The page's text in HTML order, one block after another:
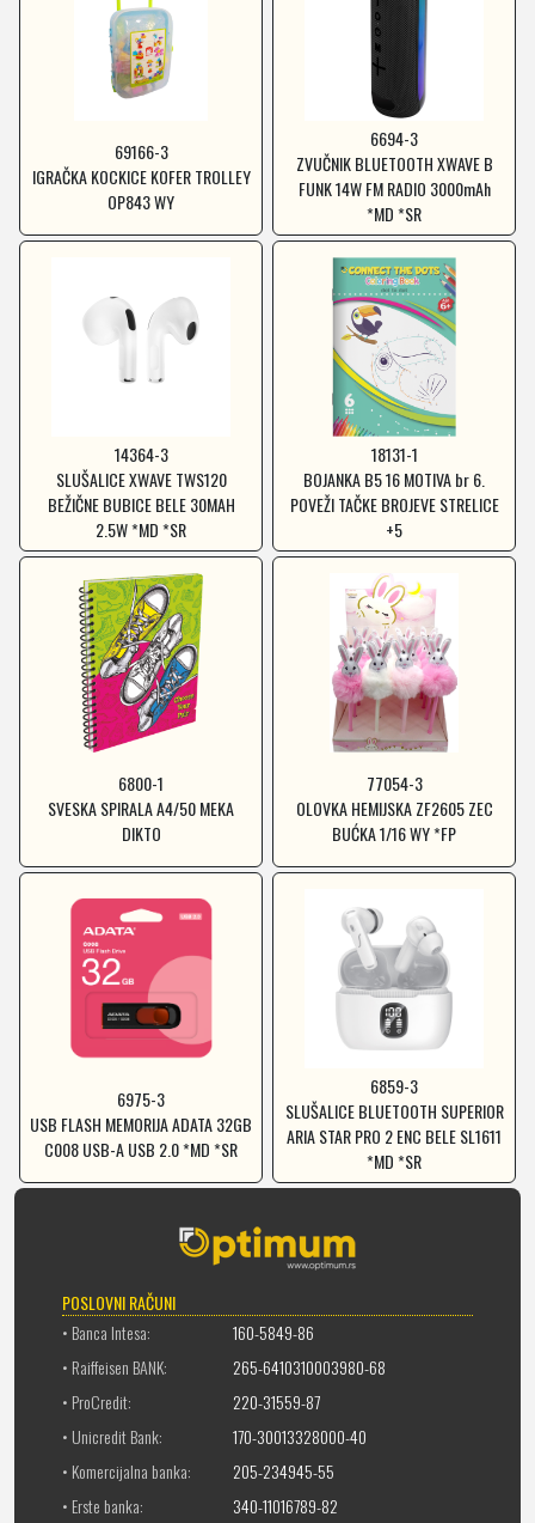
69166-3
IGRAČKA KOCKICE KOFER TROLLEY
OP843 WY
6694-3
ZVUČNIK BLUETOOTH XWAVE B
FUNK 14W FM RADIO 3000mAh
*MD *SR
14364-3
SLUŠALICE XWAVE TWS120
BEŽIČNE BUBICE BELE 30MAH
2.5W *MD *SR
18131-1
BOJANKA B5 16 MOTIVA br 6.
POVEŽI TAČKE BROJEVE STRELICE
+5
6800-1
SVESKA SPIRALA A4/50 MEKA
DIKTO
77054-3
OLOVKA HEMIJSKA ZF2605 ZEC
BUĆKA 1/16 WY *FP
6975-3
USB FLASH MEMORIJA ADATA 32GB
C008 USB-A USB 2.0 *MD *SR
6859-3
SLUŠALICE BLUETOOTH SUPERIOR
ARIA STAR PRO 2 ENC BELE SL1611
*MD *SR
POSLOVNI RAČUNI
• Banca Intesa:
160-5849-86
• Raiffeisen BANK:
265-6410310003980-68
• ProCredit:
220-31559-87
• Unicredit Bank:
170-30013328000-40
• Komercijalna banka:
205-234945-55
• Erste banka:
340-11016789-82